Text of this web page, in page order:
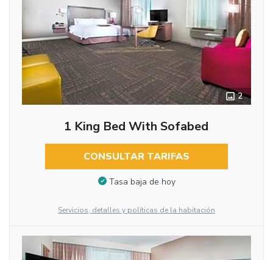
2
1 King Bed With Sofabed
CONSULTAR TARIFAS
Tasa baja de hoy
Servicios, detalles y políticas de la habitación